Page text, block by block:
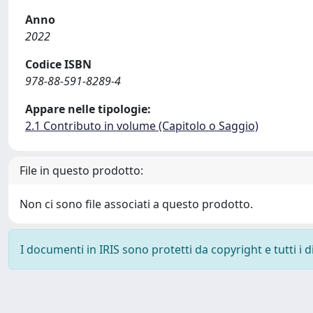
Anno
2022
Codice ISBN
978-88-591-8289-4
Appare nelle tipologie:
2.1 Contributo in volume (Capitolo o Saggio)
File in questo prodotto:
Non ci sono file associati a questo prodotto.
I documenti in IRIS sono protetti da copyright e tutti i